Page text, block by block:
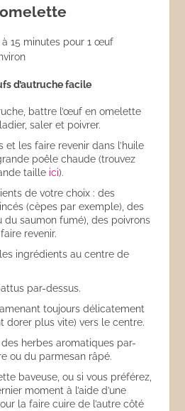
omelette
à 15 minutes pour 1 œuf
d’autruche facile
battre l’œuf en omelette
saler et poivrer.
et les faire revenir dans l’huile
poêle chaude (trouvez
taille ici).
de votre choix : des
(cèpes par exemple), des
du saumon fumé), des poivrons
revenir.
ingrédients au centre de
par-dessus.
toujours délicatement
dorer plus vite) vers le centre.
herbes aromatiques par-
ou du parmesan râpé.
baveuse, ou si vous préférez,
moment à l’aide d’une
la faire cuire de l’autre côté